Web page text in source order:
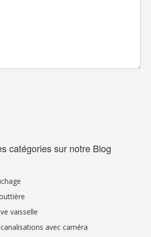
catégories sur notre Blog
vaisselle
avec caméra